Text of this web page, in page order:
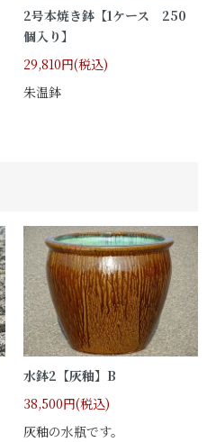
2号本焼き鉢【1ケース 250
個入り】
29,810円(税込)
朱温鉢
水鉢2【灰釉】B
38,500円(税込)
灰釉の水瓶です。